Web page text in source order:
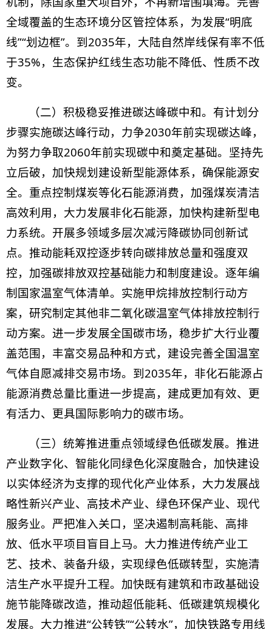
全域覆盖的生态环境分区管控体系，为发展“明底
线”“划边框”。到2035年，大陆自然岸线保有率不低
于35%，生态保护红线生态功能不降低、性质不改
变。
（二）积极稳妥推进碳达峰碳中和。有计划分
步骤实施碳达峰行动，力争2030年前实现碳达峰，
为努力争取2060年前实现碳中和奠定基础。坚持先
立后破，加快规划建设新型能源体系，确保能源安
全。重点控制煤炭等化石能源消费，加强煤炭清洁
高效利用，大力发展非化石能源，加快构建新型电
力系统。开展多领域多层次减污降碳协同创新试
点。推动能耗双控逐步转向碳排放总量和强度双
控，加强碳排放双控基础能力和制度建设。逐年编
制国家温室气体清单。实施甲烷排放控制行动方
案，研究制定其他非二氧化碳温室气体排放控制行
动方案。进一步发展全国碳市场，稳步扩大行业覆
盖范围，丰富交易品种和方式，建设完善全国温室
气体自愿减排交易市场。到2035年，非化石能源占
能源消费总量比重进一步提高，建成更加有效、更
有活力、更具国际影响力的碳市场。
（三）统筹推进重点领域绿色低碳发展。推进
产业数字化、智能化同绿色化深度融合，加快建设
以实体经济为支撑的现代化产业体系，大力发展战
略性新兴产业、高技术产业、绿色环保产业、现代
服务业。严把准入关口，坚决遏制高耗能、高排
放、低水平项目盲目上马。大力推进传统产业工
艺、技术、装备升级，实现绿色低碳转型，实施清
洁生产水平提升工程。加快既有建筑和市政基础设
施节能降碳改造，推动超低能耗、低碳建筑规模化
发展。大力推进“公转铁”“公转水”，加快铁路专用线